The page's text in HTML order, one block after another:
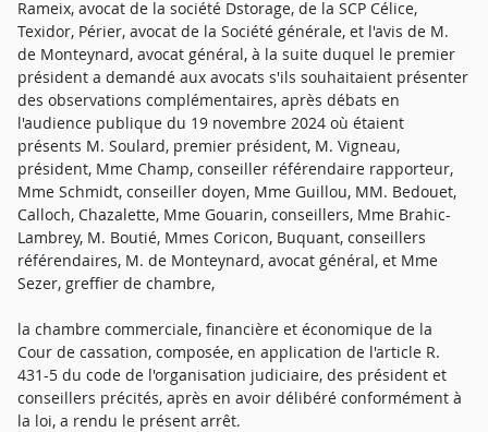
Rameix, avocat de la société Dstorage, de la SCP Célice,
Texidor, Périer, avocat de la Société générale, et l'avis de M.
de Monteynard, avocat général, à la suite duquel le premier
président a demandé aux avocats s'ils souhaitaient présenter
des observations complémentaires, après débats en
l'audience publique du 19 novembre 2024 où étaient
présents M. Soulard, premier président, M. Vigneau,
président, Mme Champ, conseiller référendaire rapporteur,
Mme Schmidt, conseiller doyen, Mme Guillou, MM. Bedouet,
Calloch, Chazalette, Mme Gouarin, conseillers, Mme Brahic-
Lambrey, M. Boutié, Mmes Coricon, Buquant, conseillers
référendaires, M. de Monteynard, avocat général, et Mme
Sezer, greffier de chambre,
la chambre commerciale, financière et économique de la
Cour de cassation, composée, en application de l'article R.
431-5 du code de l'organisation judiciaire, des président et
conseillers précités, après en avoir délibéré conformément à
la loi, a rendu le présent arrêt.